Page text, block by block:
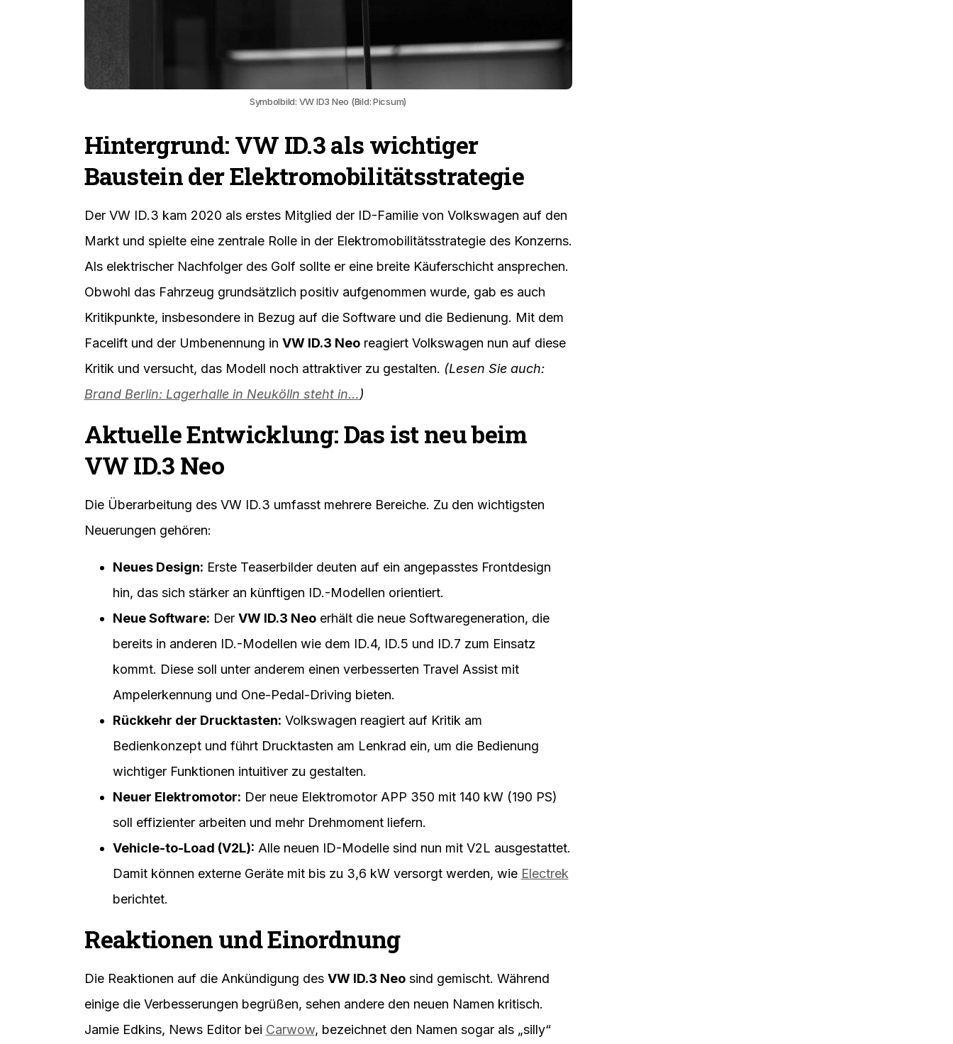
Symbolbild: VW ID3 Neo (Bild: Picsum)
Hintergrund: VW ID.3 als wichtiger
Baustein der Elektromobilitätsstrategie
Der VW ID.3 kam 2020 als erstes Mitglied der ID-Familie von Volkswagen auf den
Markt und spielte eine zentrale Rolle in der Elektromobilitätsstrategie des Konzerns.
Als elektrischer Nachfolger des Golf sollte er eine breite Käuferschicht ansprechen.
Obwohl das Fahrzeug grundsätzlich positiv aufgenommen wurde, gab es auch
Kritikpunkte, insbesondere in Bezug auf die Software und die Bedienung. Mit dem
Facelift und der Umbenennung in VW ID.3 Neoreagiert Volkswagen nun auf diese
Kritik und versucht, das Modell noch attraktiver zu gestalten. (Lesen Sie auch:
Brand Berlin: Lagerhalle in Neukölln steht in…)
Aktuelle Entwicklung: Das ist neu beim
VW ID.3 Neo
Die Überarbeitung des VW ID.3 umfasst mehrere Bereiche. Zu den wichtigsten
Neuerungen gehören:
Neues Design: Erste Teaserbilder deuten auf ein angepasstes Frontdesign
hin, das sich stärker an künftigen ID.-Modellen orientiert.
Neue Software: Der VW ID.3 Neoerhält die neue Softwaregeneration, die
bereits in anderen ID.-Modellen wie dem ID.4, ID.5 und ID.7 zum Einsatz
kommt. Diese soll unter anderem einen verbesserten Travel Assist mit
Ampelerkennung und One-Pedal-Driving bieten.
Rückkehr der Drucktasten: Volkswagen reagiert auf Kritik am
Bedienkonzept und führt Drucktasten am Lenkrad ein, um die Bedienung
wichtiger Funktionen intuitiver zu gestalten.
Neuer Elektromotor: Der neue Elektromotor APP 350 mit 140 kW (190 PS)
soll effizienter arbeiten und mehr Drehmoment liefern.
Vehicle-to-Load (V2L): Alle neuen ID-Modelle sind nun mit V2L ausgestattet.
Damit können externe Geräte mit bis zu 3,6 kW versorgt werden, wie Electrek
berichtet.
Reaktionen und Einordnung
Die Reaktionen auf die Ankündigung des VW ID.3 Neosind gemischt. Während
einige die Verbesserungen begrüßen, sehen andere den neuen Namen kritisch.
Jamie Edkins, News Editor bei Carwow, bezeichnet den Namen sogar als „silly“